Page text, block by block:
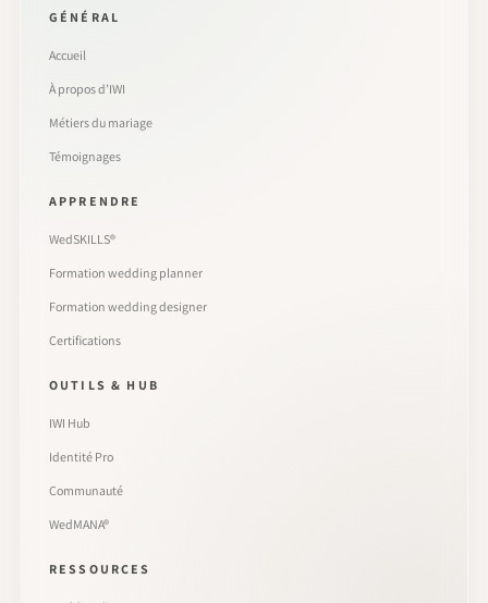
GÉNÉRAL
Accueil
À propos d’IWI
Métiers du mariage
Témoignages
APPRENDRE
WedSKILLS®
Formation wedding planner
Formation wedding designer
Certifications
OUTILS & HUB
IWI Hub
Identité Pro
Communauté
WedMANA®
RESSOURCES